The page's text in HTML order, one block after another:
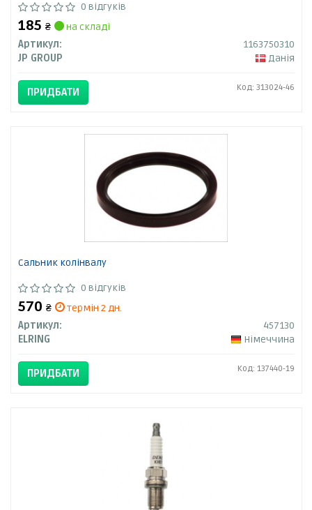
0 відгуків
185 ₴
на складі
Артикул:
1163750310
JP GROUP
Данія
ПРИДБАТИ Код: 313024-46
Сальник колінвалу
0 відгуків
570 ₴
термін 2 дн.
Артикул:
457130
ELRING
Німеччина
ПРИДБАТИ Код: 137440-19